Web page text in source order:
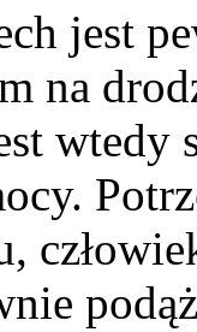
jest
na
wtedy